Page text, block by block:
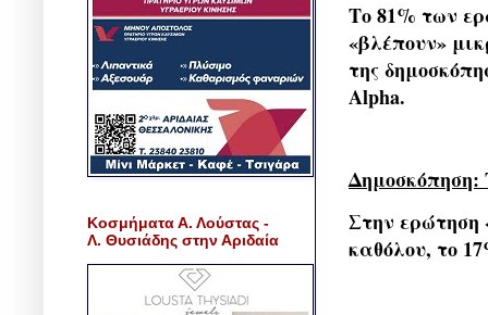
Το 81% των
«βλέπουν»
της
Alpha.
Δημοσκόπηση:
Στην ερώτηση
καθόλου, το
Κοσμήματα Α. Λούστας -
Λ. Θυσιάδης στην Αριδαία